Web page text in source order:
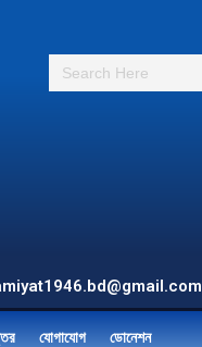
Search:
jamiyat1946.bd@gmail.com
যোগাযোগ ডোনেশন